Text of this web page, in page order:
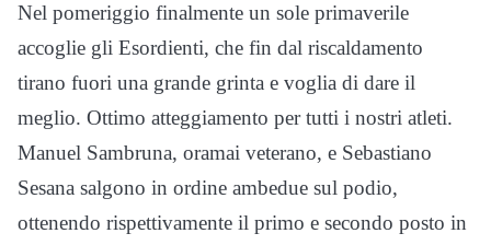
Nel pomeriggio finalmente un sole primaverile
accoglie gli Esordienti, che fin dal riscaldamento
tirano fuori una grande grinta e voglia di dare il
meglio. Ottimo atteggiamento per tutti i nostri atleti.
Manuel Sambruna, oramai veterano, e Sebastiano
Sesana salgono in ordine ambedue sul podio,
ottenendo rispettivamente il primo e secondo posto in